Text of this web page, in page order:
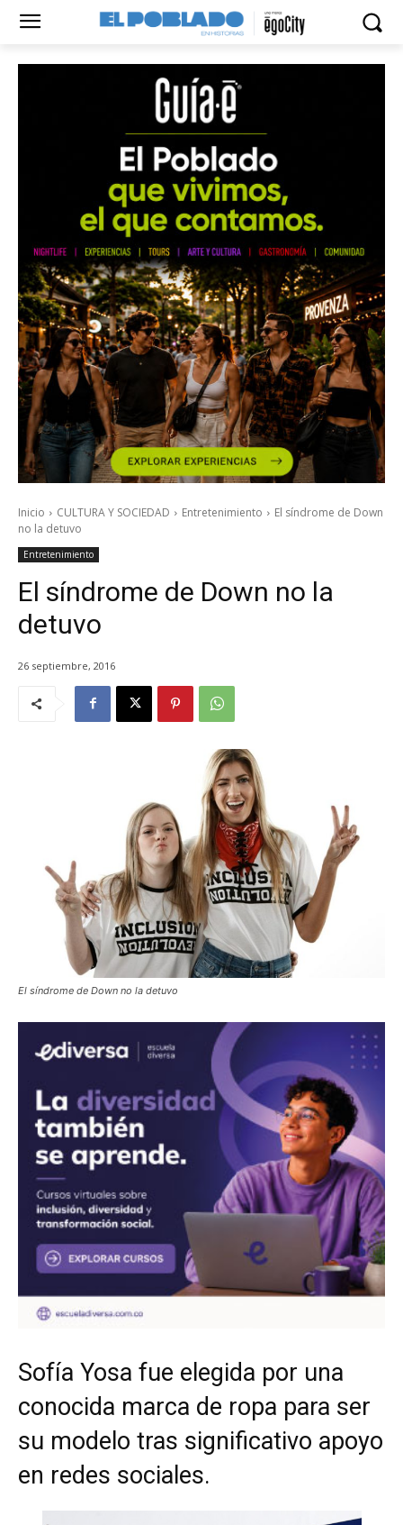
Inicio CULTURA Y SOCIEDAD Entretenimiento
El síndrome de Down
no la detuvo
Entretenimiento
El síndrome de Down no la
detuvo
26 septiembre, 2016
El síndrome de Down no la detuvo
Sofía Yosa fue elegida por una
conocida marca de ropa para ser
su modelo tras significativo apoyo
en redes sociales.